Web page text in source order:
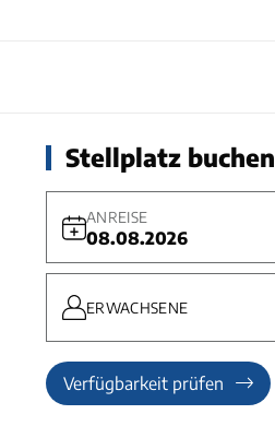
Stellplatz buchen
ANREISE
08.08.2026
ERWACHSENE
Verfügbarkeit prüfen